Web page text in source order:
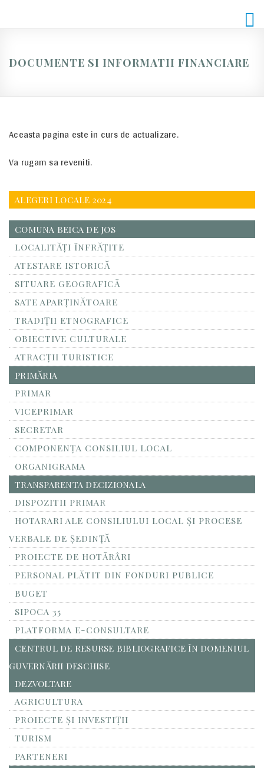
DOCUMENTE SI INFORMATII FINANCIARE
Aceasta pagina este in curs de actualizare.
Va rugam sa reveniti.
ALEGERI LOCALE 2024
COMUNA BEICA DE JOS
LOCALITĂŢI ÎNFRĂŢITE
ATESTARE ISTORICĂ
SITUARE GEOGRAFICĂ
SATE APARȚINĂTOARE
TRADIȚII ETNOGRAFICE
OBIECTIVE CULTURALE
ATRACȚII TURISTICE
PRIMĂRIA
PRIMAR
VICEPRIMAR
SECRETAR
COMPONENȚA CONSILIUL LOCAL
ORGANIGRAMA
TRANSPARENTA DECIZIONALA
DISPOZITII PRIMAR
HOTARARI ALE CONSILIULUI LOCAL ȘI PROCESE
VERBALE DE ȘEDINȚĂ
PROIECTE DE HOTĂRÂRI
PERSONAL PLĂTIT DIN FONDURI PUBLICE
BUGET
SIPOCA 35
PLATFORMA E-CONSULTARE
CENTRUL DE RESURSE BIBLIOGRAFICE ÎN DOMENIUL
GUVERNĂRII DESCHISE
DEZVOLTARE
AGRICULTURA
PROIECTE ȘI INVESTIȚII
TURISM
PARTENERI